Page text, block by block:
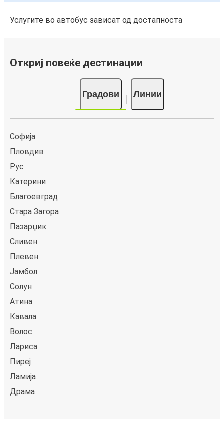
Услугите во автобус зависат од достапноста
Откриј повеќе дестинации
Градови Линии
Софија
Пловдив
Рус
Катерини
Благоевград
Стара Загора
Пазарџик
Сливен
Плевен
Јамбол
Солун
Атина
Кавала
Волос
Лариса
Пиреј
Ламија
Драма